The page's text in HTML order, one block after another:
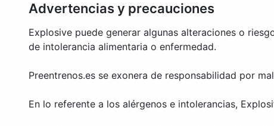
Advertencias y precauciones
Explosive puede generar algunas alteraciones o
de intolerancia alimentaria o enfermedad.
Preentrenos.es se exonera de responsabilidad por
En lo referente a los alérgenos e intolerancias,